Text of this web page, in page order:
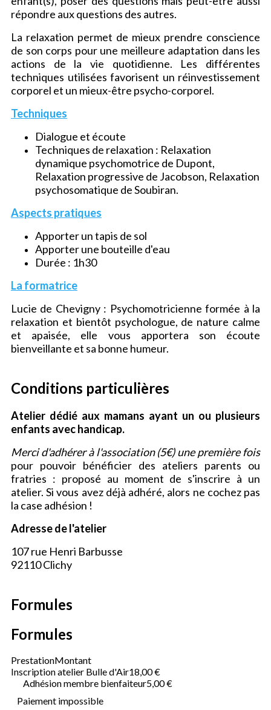
répondre aux questions des autres.
La relaxation permet de mieux prendre conscience
de son corps pour une meilleure adaptation dans les
actions de la vie quotidienne. Les différentes
techniques utilisées favorisent un réinvestissement
corporel et un mieux-être psycho-corporel.
Techniques
Dialogue et écoute
Techniques de relaxation : Relaxation
dynamique psychomotrice de Dupont,
Relaxation progressive de Jacobson, Relaxation
psychosomatique de Soubiran.
Aspects pratiques
Apporter un tapis de sol
Apporter une bouteille d'eau
Durée : 1h30
La formatrice
Lucie de Chevigny : Psychomotricienne formée à la
relaxation et bientôt psychologue, de nature calme
et apaisée, elle vous apportera son écoute
bienveillante et sa bonne humeur.
Conditions particulières
Atelier dédié aux mamans ayant un ou plusieurs
enfants avec handicap.
Merci d'adhérer à l'association (5€) une première fois
pour pouvoir bénéficier des ateliers parents ou
fratries : proposé au moment de s'inscrire à un
atelier. Si vous avez déjà adhéré, alors ne cochez pas
la case adhésion !
Adresse de l'atelier
107 rue Henri Barbusse
92110 Clichy
Formules
Formules
PrestationMontant
Inscription atelier Bulle d'Air18,00 €
Adhésion membre bienfaiteur5,00 €
Paiement impossible